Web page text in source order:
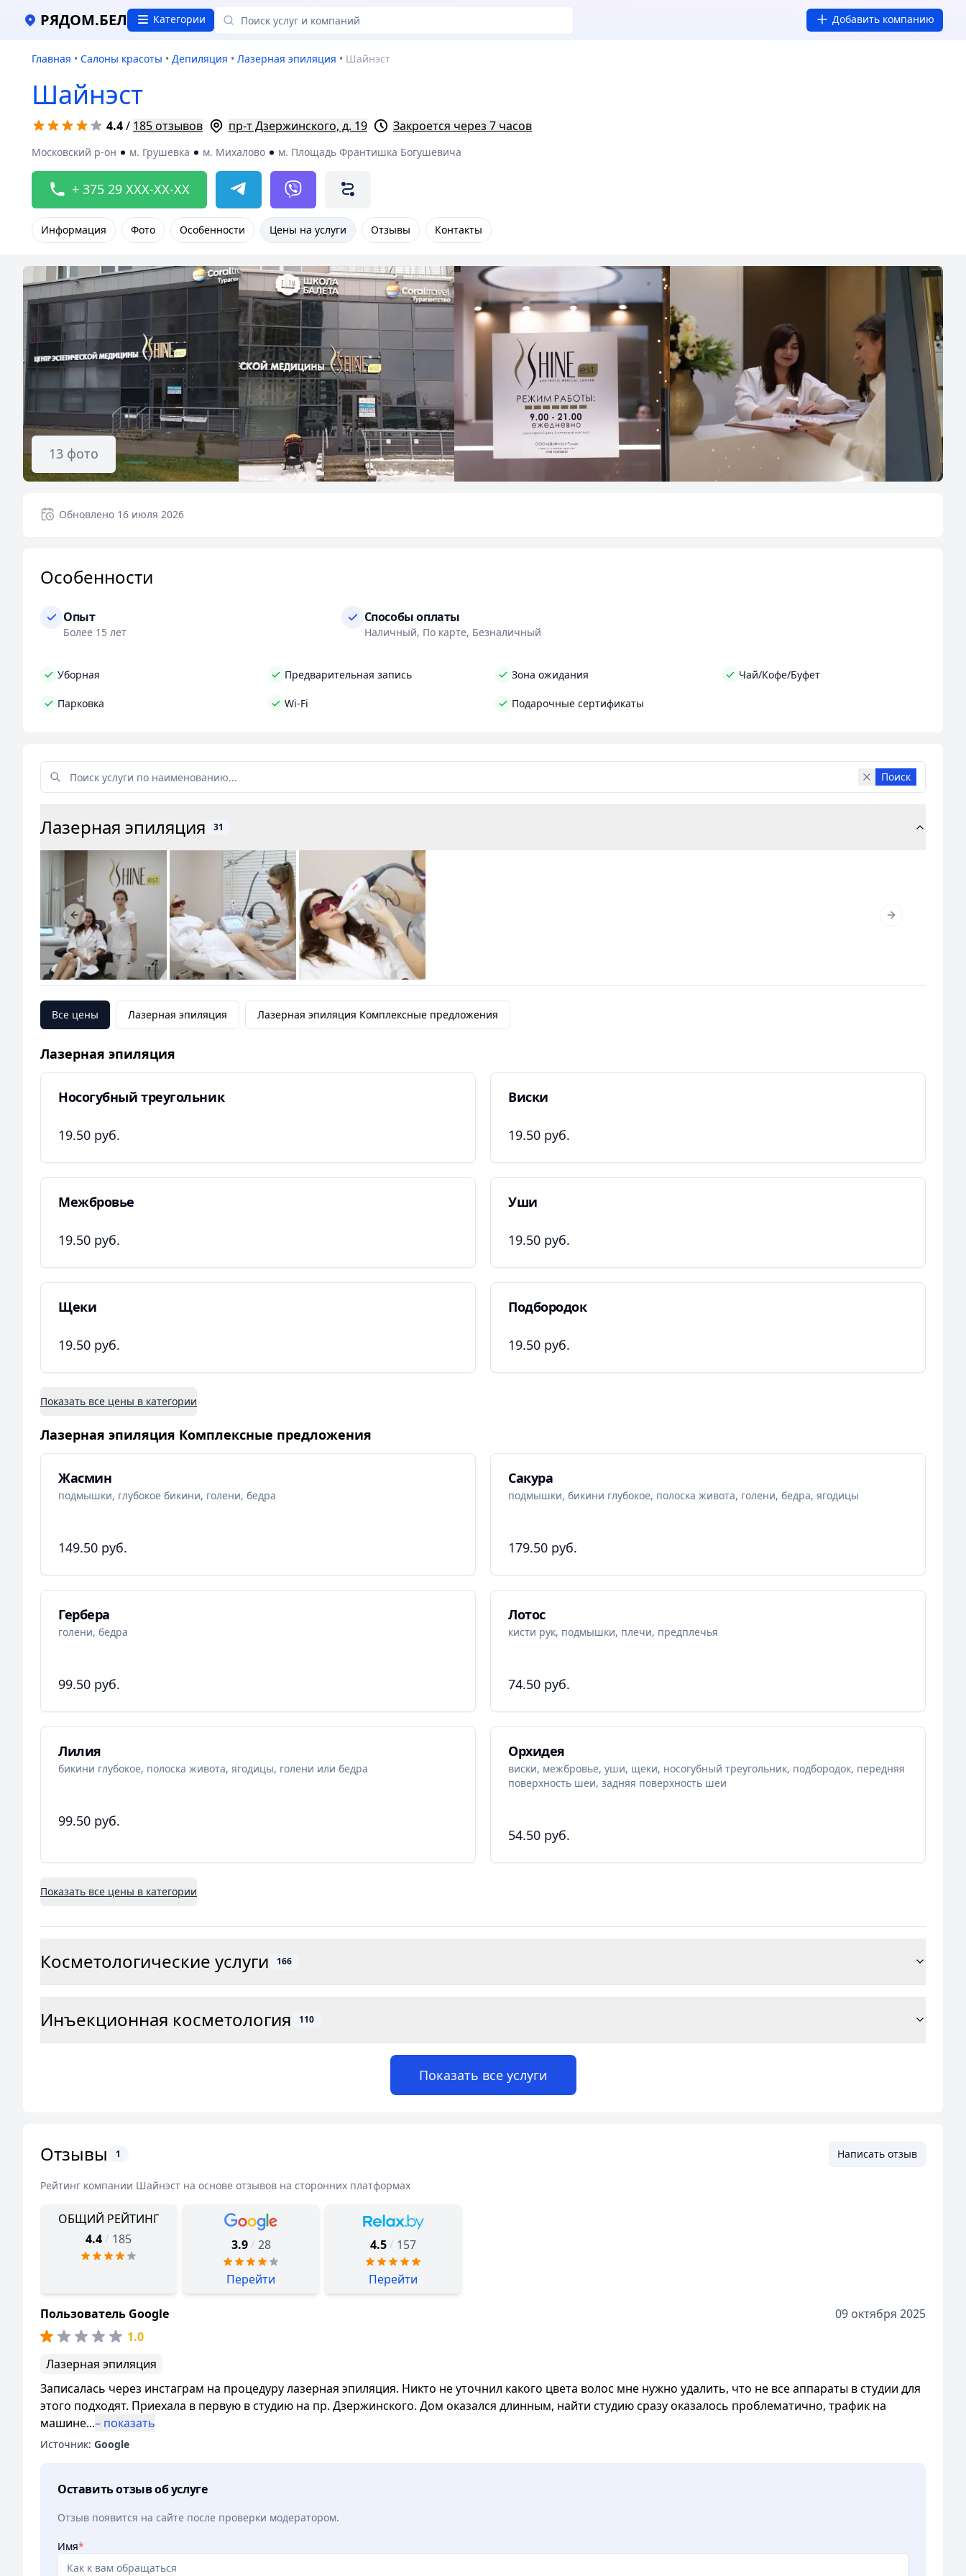
РЯДОМ.БЕЛ Категории Добавить компанию
Главная • Салоны красоты • Депиляция • Лазерная эпиляция • Шайнэст
Шайнэст
4.4/ 185 отзывов пр-т Дзержинского, д. 19 Закроется через 7 часов
Московский р-он м. Грушевка м. Михалово м. Площадь Франтишка Богушевича
+ 375 29 XXX-XX-XX
Информация Фото Особенности Цены на услуги Отзывы Контакты
13 фото
Обновлено 16 июля 2026
Особенности
Опыт
Более 15 лет
Способы оплаты
Наличный, По карте, Безналичный
Уборная Предварительная запись Зона ожидания Чай/Кофе/Буфет
Парковка Wi-Fi Подарочные сертификаты
Поиск
Лазерная эпиляция 31
Previous slide Next slide
Все цены Лазерная эпиляция Лазерная эпиляция Комплексные предложения
Лазерная эпиляция
Носогубный треугольник
19.50 руб.
Виски
19.50 руб.
Межбровье
19.50 руб.
Уши
19.50 руб.
Щеки
19.50 руб.
Подбородок
19.50 руб.
Показать все цены в категории
Лазерная эпиляция Комплексные предложения
Жасмин
подмышки, глубокое бикини, голени, бедра
149.50 руб.
Сакура
подмышки, бикини глубокое, полоска живота, голени, бедра, ягодицы
179.50 руб.
Гербера
голени, бедра
99.50 руб.
Лотос
кисти рук, подмышки, плечи, предплечья
74.50 руб.
Лилия
бикини глубокое, полоска живота, ягодицы, голени или бедра
99.50 руб.
Орхидея
виски, межбровье, уши, щеки, носогубный треугольник, подбородок, передняя
поверхность шеи, задняя поверхность шеи
54.50 руб.
Показать все цены в категории
Косметологические услуги 166
Инъекционная косметология 110
Показать все услуги
Отзывы 1 Написать отзыв
Рейтинг компании Шайнэст на основе отзывов на сторонних платформах
ОБЩИЙ РЕЙТИНГ
4.4 / 185 3.9 / 28
Перейти
4.5 / 157
Перейти
Пользователь Google
09 октября 2025
1.0
Лазерная эпиляция
Записалась через инстаграм на процедуру лазерная эпиляция. Никто не уточнил какого цвета волос мне нужно удалить, что не все аппараты в студии для
этого подходят. Приехала в первую в студию на пр. Дзержинского. Дом оказался длинным, найти студию сразу оказалось проблематично, трафик на
машине...– показать
Источник: Google
Оставить отзыв об услуге
Отзыв появится на сайте после проверки модератором.
Имя*